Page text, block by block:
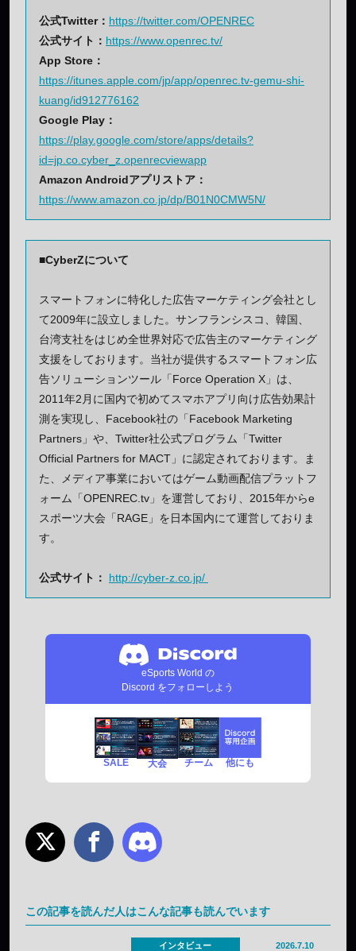
公式Twitter： https://twitter.com/OPENREC
公式サイト： https://www.openrec.tv/
App Store：
https://itunes.apple.com/jp/app/openrec.tv-gemu-shi-
kuang/id912776162
Google Play：
https://play.google.com/store/apps/details?
id=jp.co.cyber_z.openrecviewapp
Amazon Androidアプリストア：
https://www.amazon.co.jp/dp/B01N0CMW5N/
■CyberZについて
スマートフォンに特化した広告マーケティング会社とし
て2009年に設立しました。サンフランシスコ、韓国、
台湾支社をはじめ全世界対応で広告主のマーケティング
支援をしております。当社が提供するスマートフォン広
告ソリューションツール「Force Operation X」は、
2011年2月に国内で初めてスマホアプリ向け広告効果計
測を実現し、Facebook社の「Facebook Marketing
Partners」や、Twitter社公式プログラム「Twitter
Official Partners for MACT」に認定されております。ま
た、メディア事業においてはゲーム動画配信プラットフ
ォーム「OPENREC.tv」を運営しており、2015年からe
スポーツ大会「RAGE」を日本国内にて運営しておりま
す。
公式サイト： http://cyber-z.co.jp/
eSports World の
Discord をフォローしよう
SALE 大会 チーム 他にも
この記事を読んだ人はこんな記事も読んでいます
インタビュー 2026.7.10